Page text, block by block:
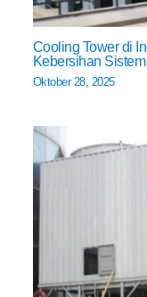
Cooling Tower di
Kebersihan Sistem
Oktober 28, 2025